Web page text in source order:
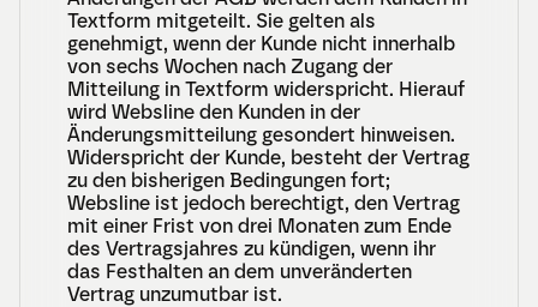
Textform mitgeteilt. Sie gelten als
genehmigt, wenn der Kunde nicht innerhalb
von sechs Wochen nach Zugang der
Mitteilung in Textform widerspricht. Hierauf
wird Websline den Kunden in der
Änderungsmitteilung gesondert hinweisen.
Widerspricht der Kunde, besteht der Vertrag
zu den bisherigen Bedingungen fort;
Websline ist jedoch berechtigt, den Vertrag
mit einer Frist von drei Monaten zum Ende
des Vertragsjahres zu kündigen, wenn ihr
das Festhalten an dem unveränderten
Vertrag unzumutbar ist.